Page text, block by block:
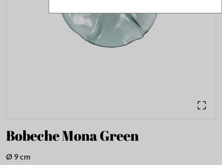
Bobeche Mona Green
Ø 9 cm